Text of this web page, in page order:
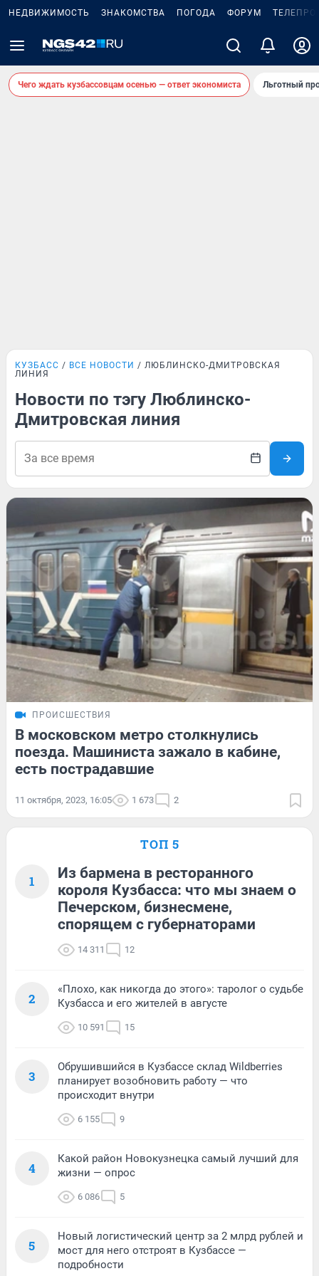
НЕДВИЖИМОСТЬ ЗНАКОМСТВА ПОГОДА ФОРУМ
Чего ждать кузбассовцам осенью — ответ экономиста Льготный
КУЗБАСС ВСЕ НОВОСТИ
ЛЮБЛИНСКО-ДМИТРОВСКАЯ
ЛИНИЯ
Новости по тэгу Люблинско-
Дмитровская линия
ПРОИСШЕСТВИЯ
В московском метро столкнулись
поезда. Машиниста зажало в кабине,
есть пострадавшие
11 октября, 2023, 16:05 1 673 2
ТОП 5
1
Из бармена в ресторанного
короля Кузбасса: что мы знаем о
Печерском, бизнесмене,
спорящем с губернаторами
14 311 12
2
«Плохо, как никогда до этого»: таролог о судьбе
Кузбасса и его жителей в августе
10 591 15
3
Обрушившийся в Кузбассе склад Wildberries
планирует возобновить работу — что
происходит внутри
6 155 9
4
Какой район Новокузнецка самый лучший для
жизни — опрос
6 086 5
5
Новый логистический центр за 2 млрд рублей и
мост для него отстроят в Кузбассе —
подробности